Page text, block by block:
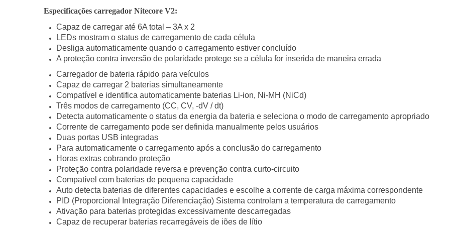
Especificações carregador Nitecore V2:
Capaz de carregar até 6A total – 3A x 2
LEDs mostram o status de carregamento de cada célula
Desliga automaticamente quando o carregamento estiver concluído
A proteção contra inversão de polaridade protege se a célula for inserida de maneira errada
Carregador de bateria rápido para veículos
Capaz de carregar 2 baterias simultaneamente
Compatível e identifica automaticamente baterias Li-ion, Ni-MH (NiCd)
Três modos de carregamento (CC, CV, -dV / dt)
Detecta automaticamente o status da energia da bateria e seleciona o modo de carregamento apropriado
Corrente de carregamento pode ser definida manualmente pelos usuários
Duas portas USB integradas
Para automaticamente o carregamento após a conclusão do carregamento
Horas extras cobrando proteção
Proteção contra polaridade reversa e prevenção contra curto-circuito
Compatível com baterias de pequena capacidade
Auto detecta baterias de diferentes capacidades e escolhe a corrente de carga máxima correspondente
PID (Proporcional Integração Diferenciação) Sistema controlam a temperatura de carregamento
Ativação para baterias protegidas excessivamente descarregadas
Capaz de recuperar baterias recarregáveis ​​de iões de lítio